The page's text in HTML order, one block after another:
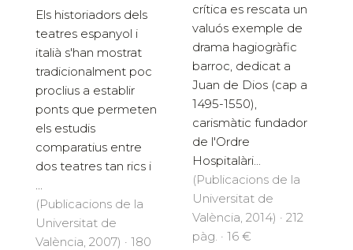
Els historiadors dels
teatres espanyol i
italià s'han mostrat
tradicionalment poc
proclius a establir
ponts que permeten
els estudis
comparatius entre
dos teatres tan rics i
...
(Publicacions de la
Universitat de
València, 2007) · 180
crítica es rescata un
valuós exemple de
drama hagiogràfic
barroc, dedicat a
Juan de Dios (cap a
1495-1550),
carismàtic fundador
de l'Ordre
Hospitalàri...
(Publicacions de la
Universitat de
València, 2014) · 212
pàg. · 16 €